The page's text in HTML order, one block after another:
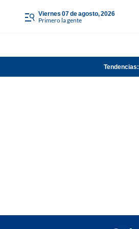
viernes 07 de agosto, 2026
Primero la gente
Tendencias: